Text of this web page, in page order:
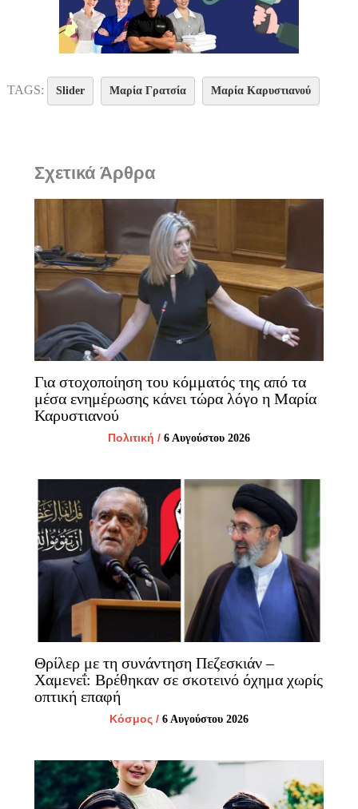
TAGS: Slider Μαρία Γρατσία Μαρία Καρυστιανού
Σχετικά Άρθρα
Για στοχοποίηση του κόμματός της από τα
μέσα ενημέρωσης κάνει τώρα λόγο η Μαρία
Καρυστιανού
Πολιτική / 6 Αυγούστου 2026
Θρίλερ με τη συνάντηση Πεζεσκιάν –
Χαμενεΐ: Βρέθηκαν σε σκοτεινό όχημα χωρίς
οπτική επαφή
Κόσμος / 6 Αυγούστου 2026